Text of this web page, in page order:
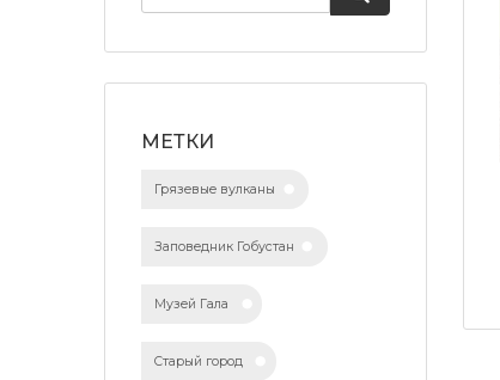
МЕТКИ
Грязевые вулканы
Заповедник Гобустан
Музей Гала
Старый город